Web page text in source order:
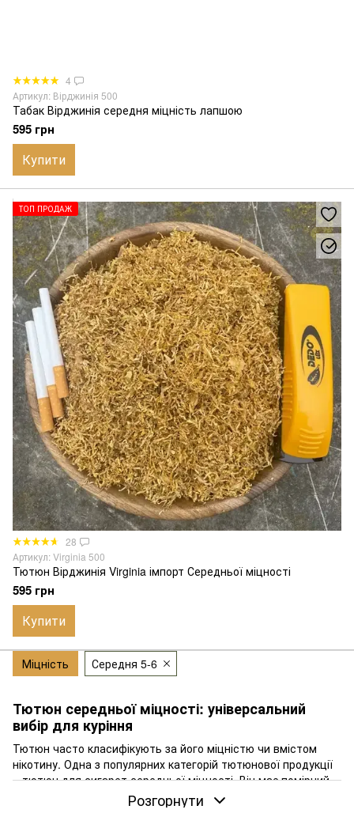
Тютюн середньої міцності: універсальний
вибір для куріння
Тютюн часто класифікують за його міцністю чи вмістом
нікотину. Одна з популярних категорій тютюнової продукції
– тютюн для сигарет середньої міцності. Він має помірний
рівень нікотину та характеризується середньою
інтенсивністю смаку та аромату.
Розгорнути
4
Артикул: Вірджинія 500
Табак Вірджинія середня міцність лапшою
595 грн
Купити
ТОП ПРОДАЖ
28
Артикул: Virginia 500
Тютюн Вірджинія Virginia імпорт Середньої міцності
595 грн
Купити
Міцність Середня 5-6